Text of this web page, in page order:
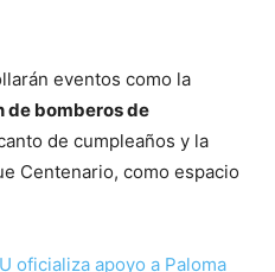
eventos como la
de bomberos de
de cumpleaños y la
Centenario, como espacio
oficializa apoyo a Paloma